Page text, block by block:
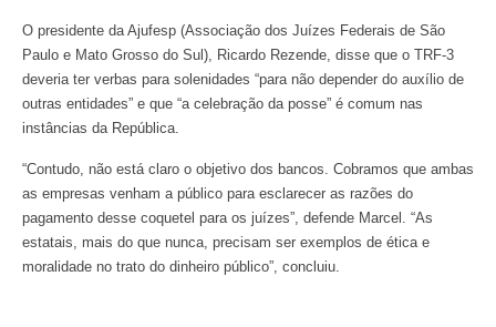
O presidente da Ajufesp (Associação dos Juízes Federais de São
Paulo e Mato Grosso do Sul), Ricardo Rezende, disse que o TRF-3
deveria ter verbas para solenidades “para não depender do auxílio de
outras entidades” e que “a celebração da posse” é comum nas
instâncias da República.
“Contudo, não está claro o objetivo dos bancos. Cobramos que ambas
as empresas venham a público para esclarecer as razões do
pagamento desse coquetel para os juízes”, defende Marcel. “As
estatais, mais do que nunca, precisam ser exemplos de ética e
moralidade no trato do dinheiro público”, concluiu.